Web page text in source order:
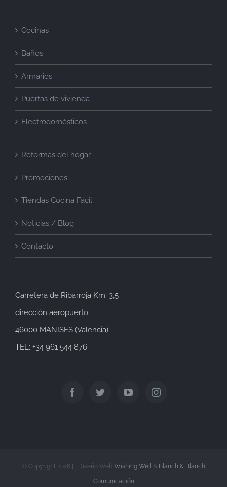
Cocinas
Baños
Armarios
Puertas de vivienda
Electrodomésticos
Reformas del hogar
Promociones
Tiendas Cocina Fácil
Noticias / Blog
Contacto
Carretera de Ribarroja Km. 3,5
dirección aeropuerto
46000 MANISES (Valencia)
TEL: +34 961 544 876
© Copyright 2026 | Diseño Web Wishing Well & Blanch & Blanch
Comunicación